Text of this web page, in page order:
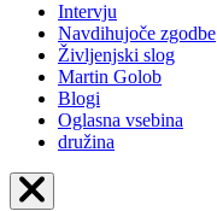
Intervju
Navdihujoče zgodbe
Življenjski slog
Martin Golob
Blogi
Oglasna vsebina
družina